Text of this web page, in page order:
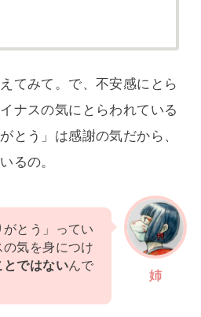
てみて。で、不安感にとら
ナスの気にとらわれている
とう」は感謝の気だから、
るの。
姉
とう」ってい
気を身につけ
とではないんで